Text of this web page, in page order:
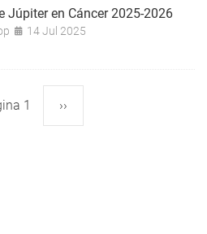
Júpiter en Cáncer 2025-2026
14 Jul 2025
1 Siguiente
››